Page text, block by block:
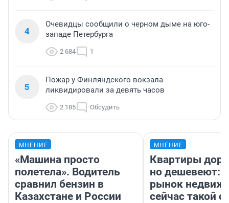
4
Очевидцы сообщили о черном дыме на юго-
западе Петербурга
2 684 1
5
Пожар у Финляндского вокзала
ликвидировали за девять часов
2 185 Обсудить
МНЕНИЕ
«Машина просто
полетела». Водитель
сравнил бензин в
Казахстане и России
МНЕНИЕ
Квартиры
но дешевеют:
рынок
сейчас такой